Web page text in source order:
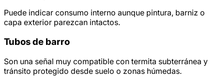
Puede indicar consumo interno aunque pintura, barniz o
capa exterior parezcan intactos.
Tubos de barro
Son una señal muy compatible con termita subterránea y
tránsito protegido desde suelo o zonas húmedas.